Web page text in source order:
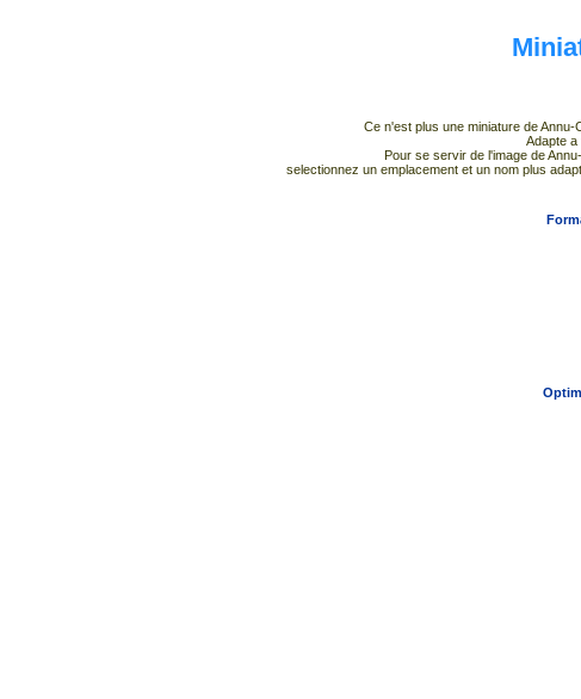
Ce n'est plus une miniature de
Adapte a
Pour se servir de l'image de
selectionnez un emplacement et un nom plus